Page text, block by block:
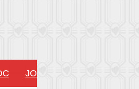
!!!!!!!! JOURNÉES NATIONALES